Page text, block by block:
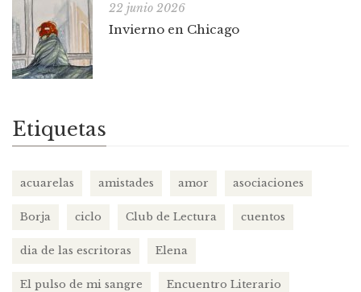
22 junio 2026
Invierno en Chicago
Etiquetas
acuarelas amistades amor asociaciones
Borja ciclo Club de Lectura cuentos
dia de las escritoras Elena
El pulso de mi sangre Encuentro Literario